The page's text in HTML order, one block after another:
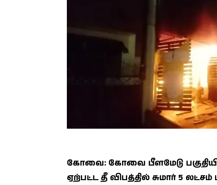
கோவை: கோவை பீளமேடு
ஏற்பட்ட தீ விபத்தில் சுமார் 5